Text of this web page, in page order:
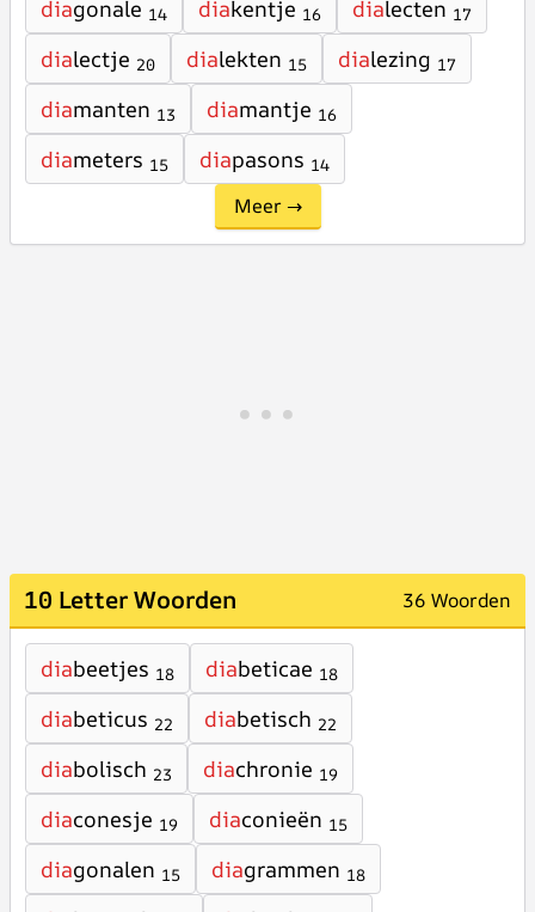
diagonale 14 diakentje 16 dialecten 17
dialectje 20 dialekten 15 dialezing 17
diamanten 13 diamantje 16
diameters 15 diapasons 14
Meer →
10 Letter Woorden 36 Woorden
diabeetjes 18 diabeticae 18
diabeticus 22 diabetisch 22
diabolisch 23 diachronie 19
diaconesje 19 diaconieën 15
diagonalen 15 diagrammen 18